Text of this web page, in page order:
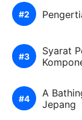
Syarat
A
Jepang